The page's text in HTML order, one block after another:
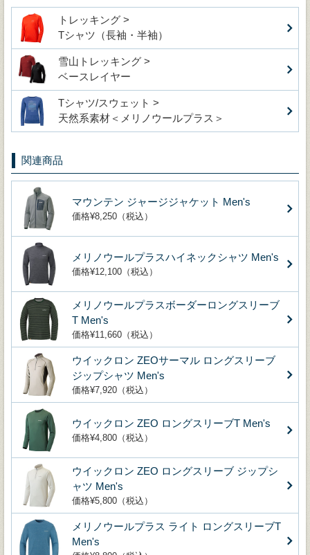
トレッキング >
Tシャツ（長袖・半袖）
雪山トレッキング >
ベースレイヤー
Tシャツ/スウェット >
天然系素材＜メリノウールプラス＞
関連商品
マウンテン ジャージジャケット Men's
価格¥8,250（税込）
メリノウールプラスハイネックシャツ Men's
価格¥12,100（税込）
メリノウールプラスボーダーロングスリーブ
T Men's
価格¥11,660（税込）
ウイックロン ZEOサーマル ロングスリーブ
ジップシャツ Men's
価格¥7,920（税込）
ウイックロン ZEO ロングスリーブT Men's
価格¥4,800（税込）
ウイックロン ZEO ロングスリーブ ジップシ
ャツ Men's
価格¥5,800（税込）
メリノウールプラス ライト ロングスリーブT
Men's